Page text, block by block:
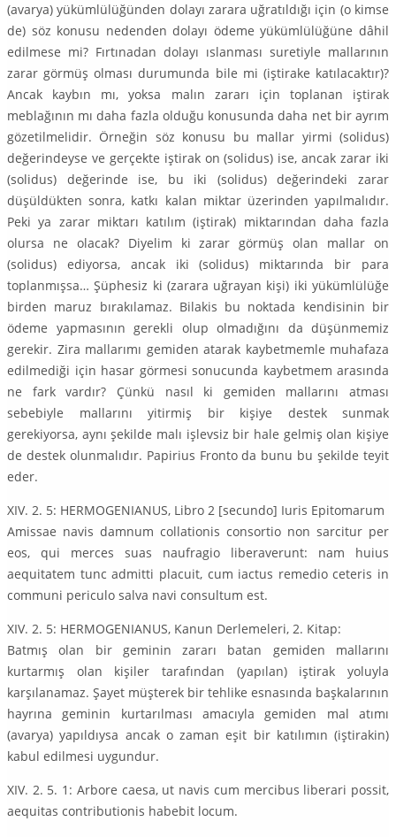
(avarya) yükümlülüğünden dolayı zarara uğratıldığı için (o kimse
de) söz konusu nedenden dolayı ödeme yükümlülüğüne dâhil
edilmese mi? Fırtınadan dolayı ıslanması suretiyle mallarının
zarar görmüş olması durumunda bile mi (iştirake katılacaktır)?
Ancak kaybın mı, yoksa malın zararı için toplanan iştirak
meblağının mı daha fazla olduğu konusunda daha net bir ayrım
gözetilmelidir. Örneğin söz konusu bu mallar yirmi (solidus)
değerindeyse ve gerçekte iştirak on (solidus) ise, ancak zarar iki
(solidus) değerinde ise, bu iki (solidus) değerindeki zarar
düşüldükten sonra, katkı kalan miktar üzerinden yapılmalıdır.
Peki ya zarar miktarı katılım (iştirak) miktarından daha fazla
olursa ne olacak? Diyelim ki zarar görmüş olan mallar on
(solidus) ediyorsa, ancak iki (solidus) miktarında bir para
toplanmışsa… Şüphesiz ki (zarara uğrayan kişi) iki yükümlülüğe
birden maruz bırakılamaz. Bilakis bu noktada kendisinin bir
ödeme yapmasının gerekli olup olmadığını da düşünmemiz
gerekir. Zira mallarımı gemiden atarak kaybetmemle muhafaza
edilmediği için hasar görmesi sonucunda kaybetmem arasında
ne fark vardır? Çünkü nasıl ki gemiden mallarını atması
sebebiyle mallarını yitirmiş bir kişiye destek sunmak
gerekiyorsa, aynı şekilde malı işlevsiz bir hale gelmiş olan kişiye
de destek olunmalıdır. Papirius Fronto da bunu bu şekilde teyit
eder.
XIV. 2. 5: HERMOGENIANUS, Libro 2 [secundo] Iuris Epitomarum
Amissae navis damnum collationis consortio non sarcitur per
eos, qui merces suas naufragio liberaverunt: nam huius
aequitatem tunc admitti placuit, cum iactus remedio ceteris in
communi periculo salva navi consultum est.
XIV. 2. 5: HERMOGENIANUS, Kanun Derlemeleri, 2. Kitap:
Batmış olan bir geminin zararı batan gemiden mallarını
kurtarmış olan kişiler tarafından (yapılan) iştirak yoluyla
karşılanamaz. Şayet müşterek bir tehlike esnasında başkalarının
hayrına geminin kurtarılması amacıyla gemiden mal atımı
(avarya) yapıldıysa ancak o zaman eşit bir katılımın (iştirakin)
kabul edilmesi uygundur.
XIV. 2. 5. 1: Arbore caesa, ut navis cum mercibus liberari possit,
aequitas contributionis habebit locum.